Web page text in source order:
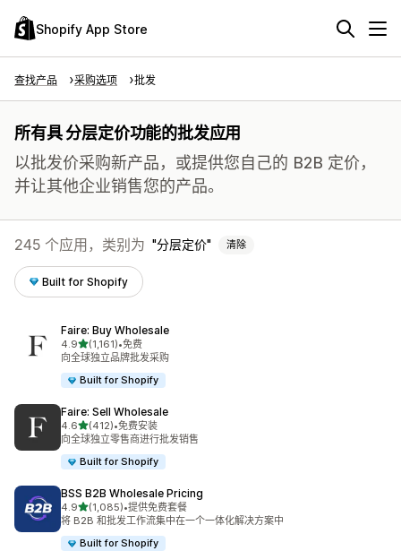
Shopify App Store
查找产品 采购选项 批发
所有具 分层定价功能的批发应用
以批发价采购新产品，或提供您自己的 B2B 定价，
并让其他企业销售您的产品。
245 个应用，类别为 分层定价 清除
Built for Shopify
Faire: Buy Wholesale
4.9星（满分 5 星）
(1,161)
总共 1161 条评论
•免费
向全球独立品牌批发采购
Built for Shopify
Faire: Sell Wholesale
4.6星（满分 5 星）
(412)
总共 412 条评论
•免费安装
向全球独立零售商进行批发销售
Built for Shopify
BSS B2B Wholesale Pricing
4.9星（满分 5 星）
(1,085)
总共 1085 条评论
•提供免费套餐
将 B2B 和批发工作流集中在一个一体化解决方案中
Built for Shopify